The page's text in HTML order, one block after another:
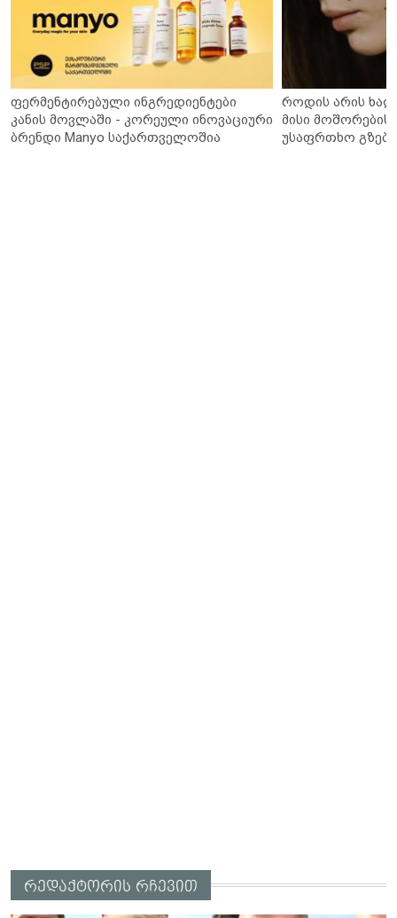
ფერმენტირებული ინგრედიენტები
კანის მოვლაში - კორეული ინოვაციური
ბრენდი Manyo საქართველოშია
როდის არის
მისი მოშორების
უსაფრთხო გზები
რედაქტორის რჩევით